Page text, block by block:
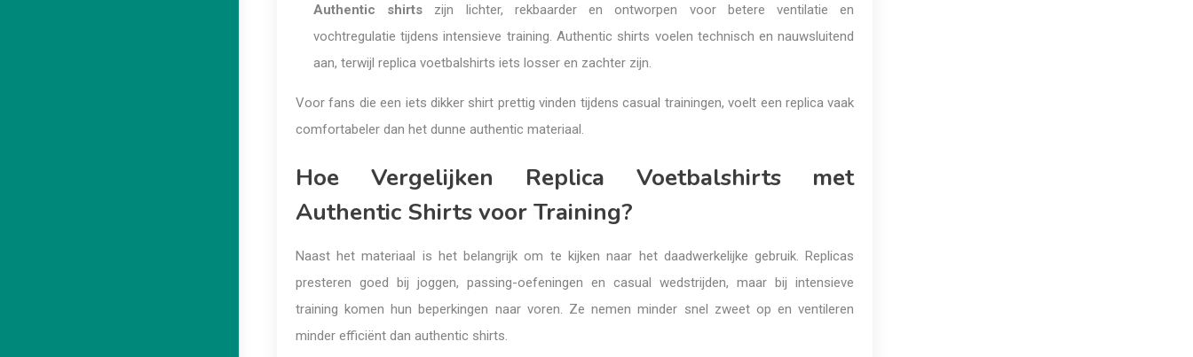
Authentic shirts zijn lichter, rekbaarder en ontworpen voor betere ventilatie en
vochtregulatie tijdens intensieve training. Authentic shirts voelen technisch en nauwsluitend
aan, terwijl replica voetbalshirts iets losser en zachter zijn.
Voor fans die een iets dikker shirt prettig vinden tijdens casual trainingen, voelt een replica vaak
comfortabeler dan het dunne authentic materiaal.
Hoe Vergelijken Replica Voetbalshirts met
Authentic Shirts voor Training?
Naast het materiaal is het belangrijk om te kijken naar het daadwerkelijke gebruik. Replicas
presteren goed bij joggen, passing-oefeningen en casual wedstrijden, maar bij intensieve
training komen hun beperkingen naar voren. Ze nemen minder snel zweet op en ventileren
minder efficiënt dan authentic shirts.